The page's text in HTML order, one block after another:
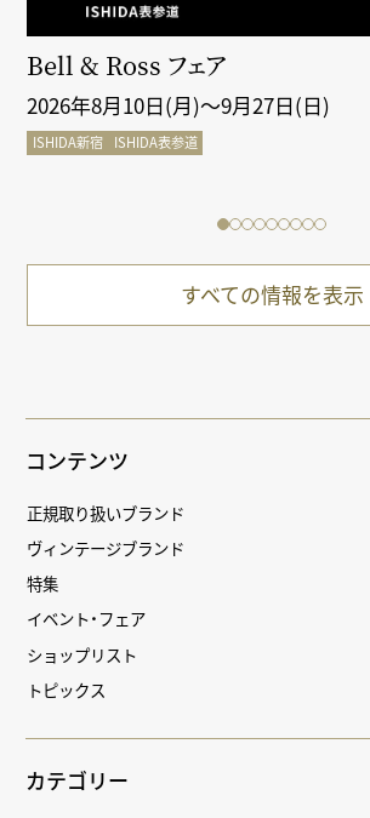
Bell & Ross フェア
2026年8月10日(月)～9月27日(日)
ISHIDA新宿 ISHIDA表参道
すべての情報を表示
コンテンツ
正規取り扱いブランド
ヴィンテージブランド
特集
イベント・フェア
ショップリスト
トピックス
カテゴリー